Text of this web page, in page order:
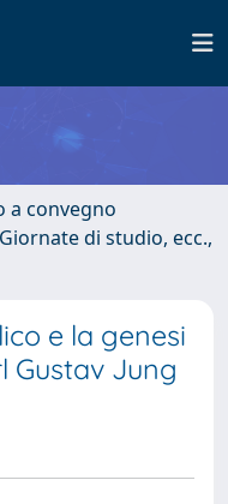
a convegno
di studio, ecc.,
e la genesi
Gustav Jung